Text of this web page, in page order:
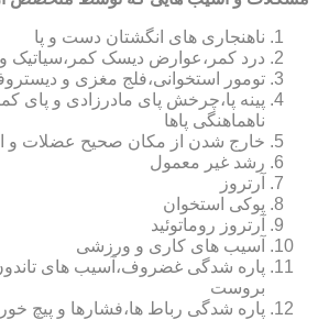
ناهنجاری های انگشتان دست و پا
درد کمر،عوارض دیسک کمر،سیاتیک و
تومور استخوانی،فلج مغزی و
پینه پا،چرخش پای مادرزادی و پای
ناهماهنگی پاها
خارج شدن از مکان صحیح عضلات و
رشد غیر معمول
آرتروز
پوکی استخوان
آرتروز روماتوئید
آسیب های کاری و ورزشی
پاره شدگی غضروف،آسیب های
بروست
پاره شدگی رباط ها،فشارها و پیچ